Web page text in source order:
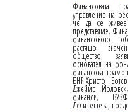
Финансовата
управление на
че да се живее
представяме.
финансовото
растящо
общество,
основател на
финансова
БНР-Христо
Джеймс
финанси,
Делинешева,